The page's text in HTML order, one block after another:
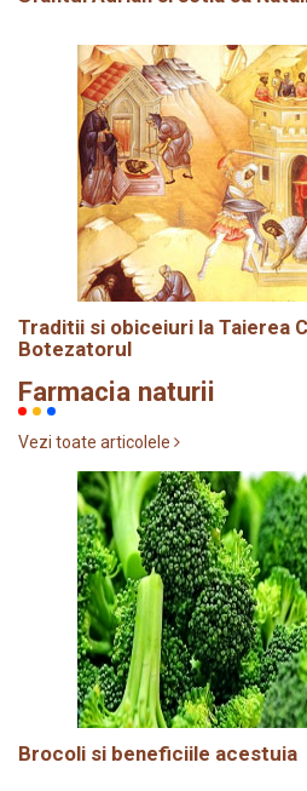
Traditii si obiceiuri la Taierea
Botezatorul
Farmacia naturii
Vezi toate articolele
Brocoli si beneficiile acestuia